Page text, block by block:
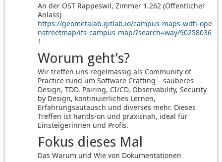
An der OST Rappeswil, Zimmer 1.262 (Öffentlicher
Anlass)
https://geometalab.gitlab.io/campus-maps-with-ope
nstreetmap/ifs-campus-map/?search=way/90258036
1
Worum geht’s?
Wir treffen uns regelmässig als Community of
Practice rund um Software Crafting – sauberes
Design, TDD, Pairing, CI/CD, Observability, Security
by Design, kontinuierliches Lernen,
Erfahrungsautausch und diverses mehr. Dieses
Treffen ist hands-on und praxisnah, ideal für
Einsteigerinnen und Profis.
Fokus dieses Mal
Das Warum und Wie von Dokumentationen